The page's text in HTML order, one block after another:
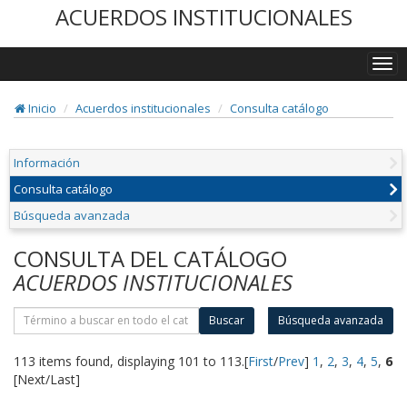
ACUERDOS INSTITUCIONALES
Inicio
Acuerdos institucionales Consulta catálogo
Información
Consulta catálogo
Búsqueda avanzada
CONSULTA DEL CATÁLOGO
ACUERDOS INSTITUCIONALES
Buscar Búsqueda avanzada
113 items found, displaying 101 to 113.[First/Prev] 1 , 2, 3, 4, 5, 6
[Next/Last]